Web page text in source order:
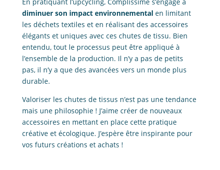
diminuer son impact environnementalen limitant
les déchets textiles et en réalisant des accessoires
élégants et uniques avec ces chutes de tissu. Bien
entendu, tout le processus peut être appliqué à
l’ensemble de la production. Il n’y a pas de petits
pas, il n’y a que des avancées vers un monde plus
durable.
Valoriser les chutes de tissus n’est pas une tendance
mais une philosophie ! J’aime créer de nouveaux
accessoires en mettant en place cette pratique
créative et écologique. J’espère être inspirante pour
vos futurs créations et achats !